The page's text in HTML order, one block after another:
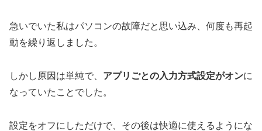
急いでいた私はパソコンの故障だと思い込み、何度も再起
動を繰り返しました。
しかし原因は単純で、 アプリごとの入力方式設定がオンに
なっていたことでした。
設定をオフにしただけで、その後は快適に使えるようにな